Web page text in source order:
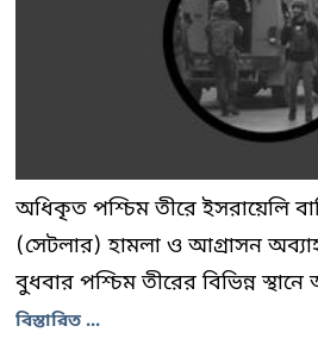
অধিকৃত পশ্চিম তীরে ইসরায়েলি
(সেটলার) হামলা ও আগ্রাসন
বুধবার পশ্চিম তীরের বিভিন্ন
বিস্তারিত ...